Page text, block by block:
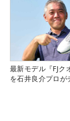
最新モデル『FJク
を石井良介プロが